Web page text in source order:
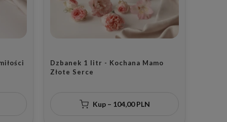
Dzbanek 1 litr - Kochana Mamo
Złote Serce
Kup – 104,00 PLN